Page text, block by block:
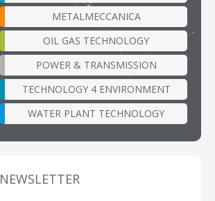
METALMECCANICA
OIL GAS TECHNOLOGY
POWER & TRANSMISSION
TECHNOLOGY 4 ENVIRONMENT
WATER PLANT TECHNOLOGY
NEWSLETTER